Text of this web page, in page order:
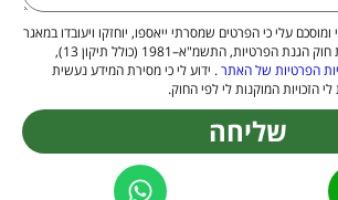
עלי כי הפרטים שמסרתי ייאספו, יוחזקו ויעובדו במאגר
מידע בהתאם להוראות חוק הגנת הפרטיות, התשמ"א–1981 (כולל תיקון 13),
הפרטיות של האתר. ידוע לי כי מסירת המידע נעשית
הזכויות המוקנות לי לפי החוק.
שליחה